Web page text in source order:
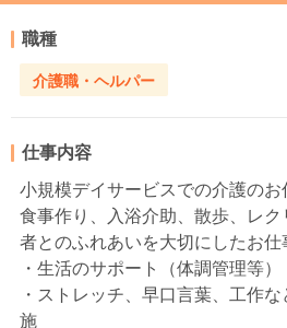
職種
介護職・ヘルパー
仕事内容
小規模デイサービスでの介護のお
食事作り、入浴介助、散歩、レ
者とのふれあいを大切にしたお仕
・生活のサポート（体調管理等）
・ストレッチ、早口言葉、工作
施